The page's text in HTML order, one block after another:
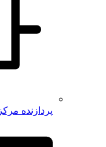
پردازنده